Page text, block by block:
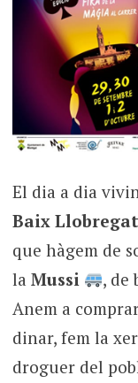
El dia a dia
Baix Llobregat
que hàgem de
la Mussi
, de
Anem a
dinar, fem la
droguer del